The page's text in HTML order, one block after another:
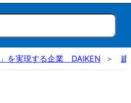
」を実現する企業 DAIKEN 建